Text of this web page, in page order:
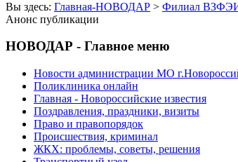
Вы здесь: Главная-НОВОДАР > Филиал ВЗФЭИ
Анонс публикации
НОВОДАР - Главное меню
Новости администрации МО
Поликлиника онлайн
Главная - Новороссийские известия
Поздравления, праздники, визиты
Право и правопорядок
Происшествия, криминал
ЖКХ: проблемы, советы, решения